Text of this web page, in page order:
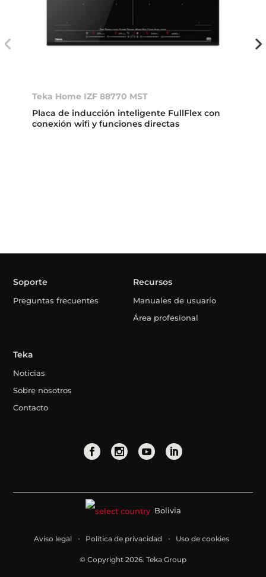
Teka Home IZF 88770 MST
Placa de inducción inteligente FullFlex con
conexión wifi y funciones directas
Soporte
Preguntas frecuentes
Recursos
Manuales de usuario
Área profesional
Teka
Noticias
Sobre nosotros
Contacto
Bolivia
Aviso legal Política de privacidad Uso de cookies
© Copyright 2026. Teka Group